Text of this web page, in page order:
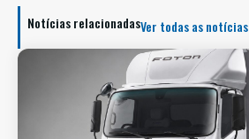
Notícias relacionadasVer todas as notícias